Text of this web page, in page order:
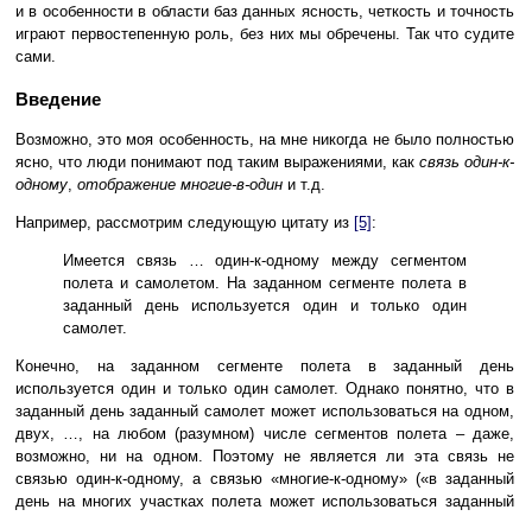
и в особенности в области баз данных ясность, четкость и точность
играют первостепенную роль, без них мы обречены. Так что судите
сами.
Введение
Возможно, это моя особенность, на мне никогда не было полностью
ясно, что люди понимают под таким выражениями, как связь один-к-
одному, отображение многие-в-один и т.д.
Например, рассмотрим следующую цитату из [5] :
Имеется связь … один-к-одному между сегментом
полета и самолетом. На заданном сегменте полета в
заданный день используется один и только один
самолет.
Конечно, на заданном сегменте полета в заданный день
используется один и только один самолет. Однако понятно, что в
заданный день заданный самолет может использоваться на одном,
двух, …, на любом (разумном) числе сегментов полета – даже,
возможно, ни на одном. Поэтому не является ли эта связь не
связью один-к-одному, а связью «многие-к-одному» («в заданный
день на многих участках полета может использоваться заданный